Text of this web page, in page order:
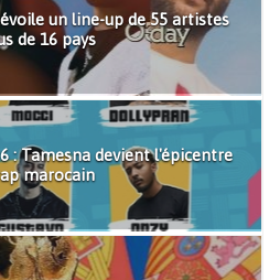
un line-up de 55 artistes
de 16 pays
: Tamesna devient l'épicentre
marocain